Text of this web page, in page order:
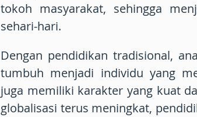
tokoh masyarakat, sehingga
sehari-hari.
Dengan pendidikan tradisional,
tumbuh menjadi individu yang
juga memiliki karakter yang kuat
globalisasi terus meningkat,